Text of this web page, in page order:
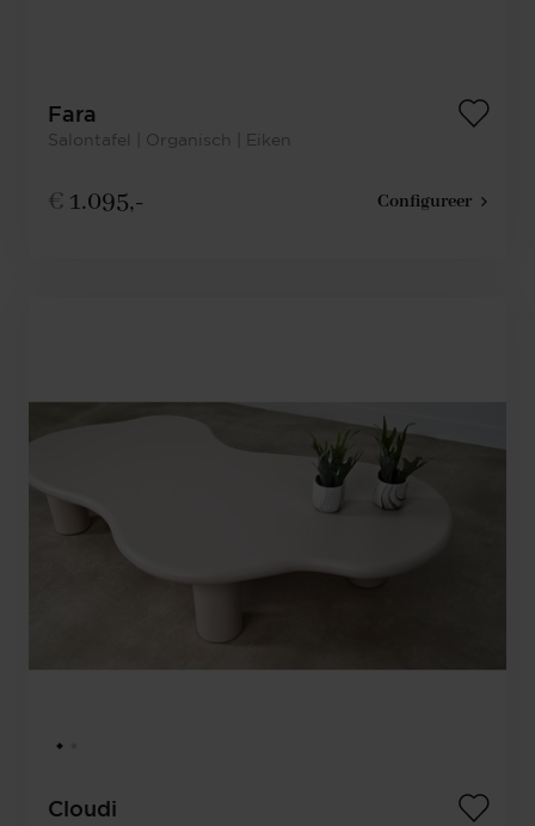
Fara
Salontafel | Organisch | Eiken
€ 1.095,- Configureer
Cloudi